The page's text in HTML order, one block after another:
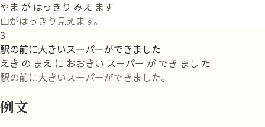
やま が はっきり みえ ます
山がはっきり見えます。
3
駅の前に大きいスーパーができました
えき の まえ に おおきい スーパー が でき まし た
駅の前に大きいスーパーができました。
例文